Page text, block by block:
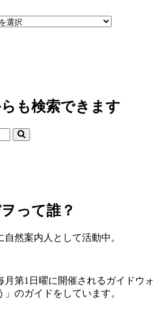
も検索できます
って誰？
然案内人として活動中。
月第1日曜に開催されるガイドウォ
のガイドをしています。